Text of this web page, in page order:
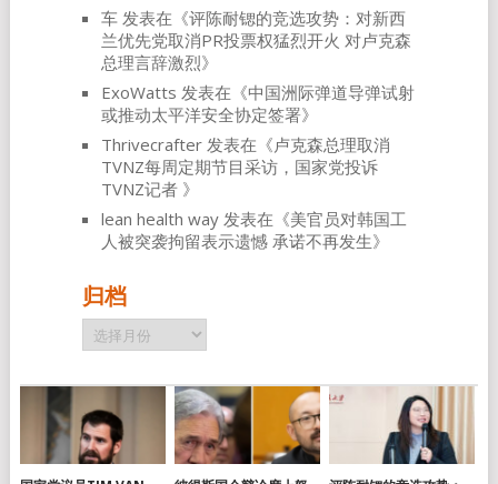
车发表在《评陈耐锶的竞选攻势：对新西
兰优先党取消PR投票权猛烈开火 对卢克森
总理言辞激烈》
ExoWatts 发表在《中国洲际弹道导弹试射
或推动太平洋安全协定签署》
Thrivecrafter发表在《卢克森总理取消
TVNZ每周定期节目采访，国家党投诉
TVNZ记者 》
lean health way发表在《美官员对韩国工
人被突袭拘留表示遗憾 承诺不再发生》
归档
归
档